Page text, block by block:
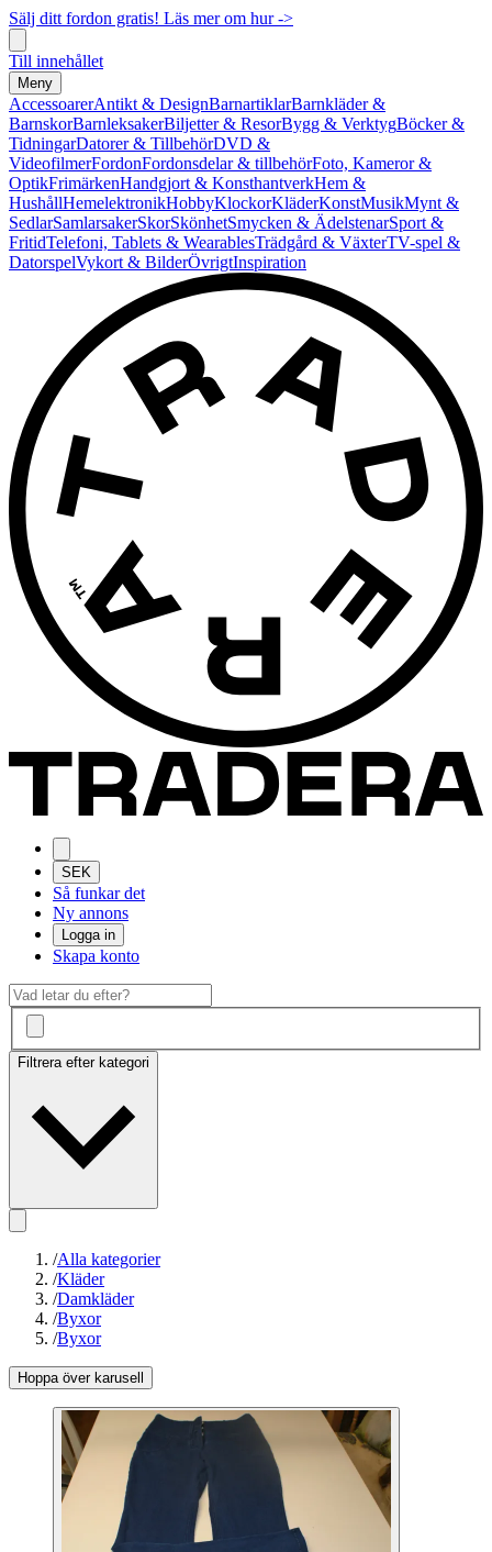
Sälj ditt fordon gratis! Läs mer om hur ->
Till innehållet
Meny
AccessoarerAntikt & DesignBarnartiklarBarnkläder &
BarnskorBarnleksakerBiljetter & ResorBygg & VerktygBöcker &
TidningarDatorer & TillbehörDVD &
VideofilmerFordonFordonsdelar & tillbehörFoto, Kameror &
OptikFrimärkenHandgjort & KonsthantverkHem &
HushållHemelektronikHobbyKlockorKläderKonstMusikMynt &
SedlarSamlarsakerSkorSkönhetSmycken & ÄdelstenarSport &
FritidTelefoni, Tablets & WearablesTrädgård & VäxterTV-spel &
DatorspelVykort & BilderÖvrigtInspiration
SEK
Så funkar det
Ny annons
Logga in
Skapa konto
Filtrera efter kategori
/Alla kategorier
/Kläder
/Damkläder
/Byxor
/Byxor
Hoppa över karusell